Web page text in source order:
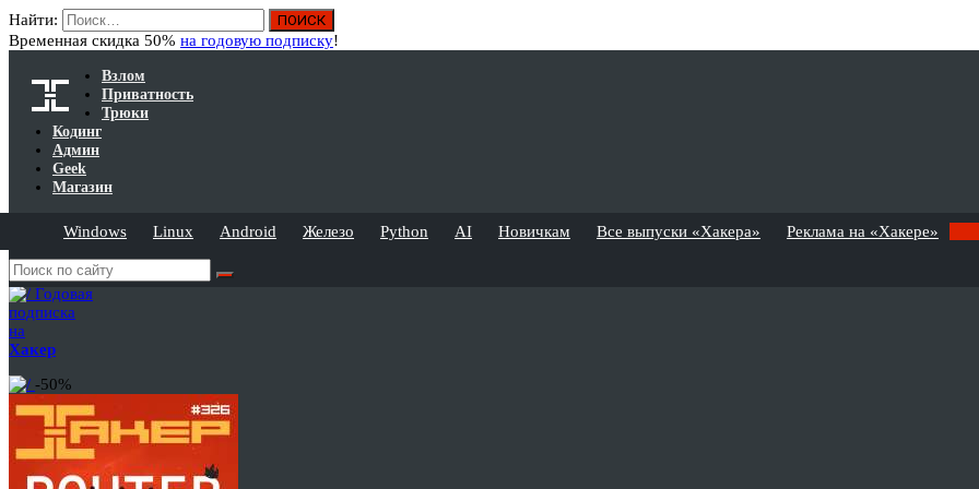
Найти:
Временная скидка 50% на годовую подписку!
Взлом
Приватность
Трюки
Кодинг
Админ
Geek
Магазин
Windows Linux Android Железо Python AI Новичкам Все выпуски «Хакера» Реклама на «Хакере»
Годовая
подписка
на
Хакер
-50%